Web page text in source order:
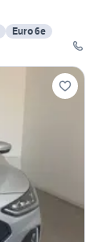
Euro 6e